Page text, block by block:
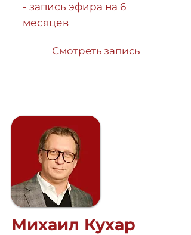
- запись эфира на 6
месяцев
Смотреть запись
Михаил Кухар